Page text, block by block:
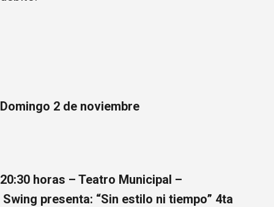
Domingo 2 de noviembre
20:30 horas – Teatro Municipal –
Swing presenta: “Sin estilo ni tiempo” 4ta